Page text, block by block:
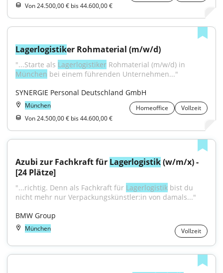
Von 24.500,00 € bis 44.600,00 €
Lagerlogistiker Rohmaterial (m/w/d)
"...Starte als Lagerlogistiker
München bei einem führenden Unternehmen..."
SYNERGIE Personal Deutschland GmbH
München Homeoffice
Vollzeit
Von 24.500,00 € bis 44.600,00 €
Azubi zur Fachkraft für Lagerlogistik (w/m/x) -
[24 Plätze]
"...richtig. Denn als Fachkraft für Lagerlogistik bist du
nicht mehr nur Verpackungskünstler:in von damals..."
BMW Group
München Vollzeit